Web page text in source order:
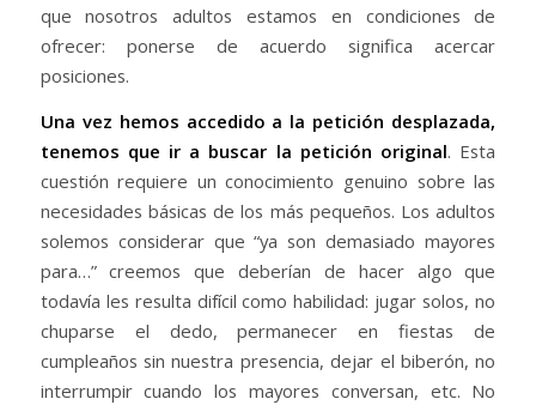
que nosotros adultos estamos en condiciones de
ofrecer: ponerse de acuerdo significa acercar
posiciones.
Una vez hemos accedido a la petición desplazada,
tenemos que ir a buscar la petición original. Esta
cuestión requiere un conocimiento genuino sobre las
necesidades básicas de los más pequeños. Los adultos
solemos considerar que “ya son demasiado mayores
para…” creemos que deberían de hacer algo que
todavía les resulta difícil como habilidad: jugar solos, no
chuparse el dedo, permanecer en fiestas de
cumpleaños sin nuestra presencia, dejar el biberón, no
interrumpir cuando los mayores conversan, etc. No